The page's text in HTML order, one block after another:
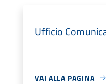
Ufficio
VAI ALLA PAGINA